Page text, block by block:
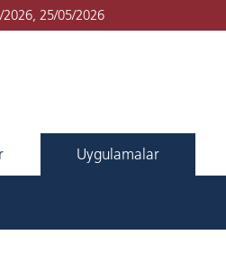
25/05/2026
Uygulamalar